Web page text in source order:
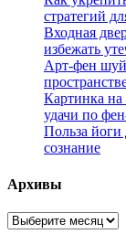
стратегий
Входная
избежать
Арт-фен шуй
Картинка на
удачи по
Польза йоги
сознание
Архивы
Архивы